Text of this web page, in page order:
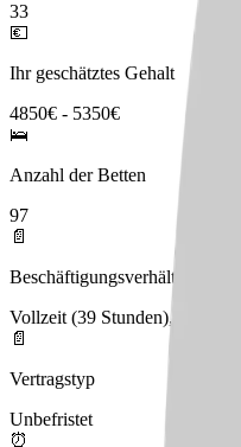
33
💶
Ihr geschätztes Gehalt
4850€ - 5350€
🛌
Anzahl der Betten
97
📄
Beschäftigungsverhältnis
Vollzeit (39 Stunden), Teilzeit
📄
Vertragstyp
Unbefristet
⏰